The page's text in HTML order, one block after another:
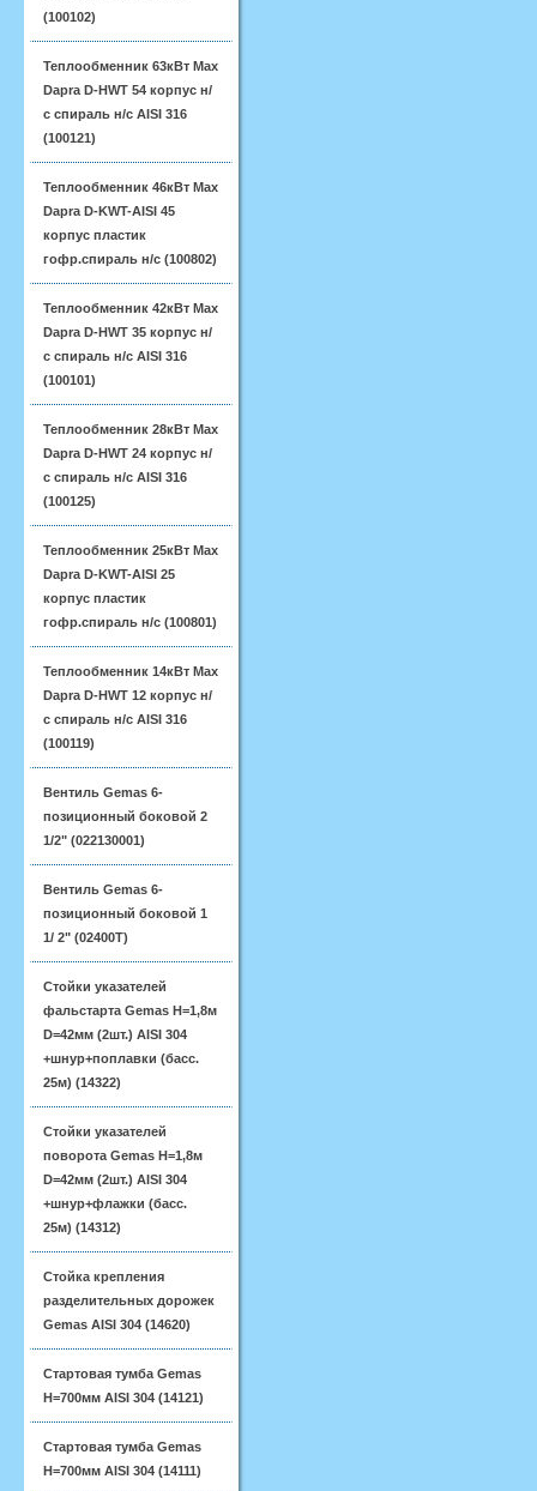
(100102)
Теплообменник 63кВт Max
Dapra D-HWT 54 корпус н/
с спираль н/с AISI 316
(100121)
Теплообменник 46кВт Max
Dapra D-KWT-AISI 45
корпус пластик
гофр.спираль н/с (100802)
Теплообменник 42кВт Max
Dapra D-HWT 35 корпус н/
с спираль н/с AISI 316
(100101)
Теплообменник 28кВт Max
Dapra D-HWT 24 корпус н/
с спираль н/с AISI 316
(100125)
Теплообменник 25кВт Max
Dapra D-KWT-AISI 25
корпус пластик
гофр.спираль н/с (100801)
Теплообменник 14кВт Max
Dapra D-HWT 12 корпус н/
с спираль н/с AISI 316
(100119)
Вентиль Gemas 6-
позиционный боковой 2
1/2" (022130001)
Вентиль Gemas 6-
позиционный боковой 1
1/ 2" (02400T)
Стойки указателей
фальстарта Gemas H=1,8м
D=42мм (2шт.) AISI 304
+шнур+поплавки (басс.
25м) (14322)
Стойки указателей
поворота Gemas H=1,8м
D=42мм (2шт.) AISI 304
+шнур+флажки (басс.
25м) (14312)
Стойка крепления
разделительных дорожек
Gemas AISI 304 (14620)
Стартовая тумба Gemas
H=700мм AISI 304 (14121)
Стартовая тумба Gemas
H=700мм AISI 304 (14111)